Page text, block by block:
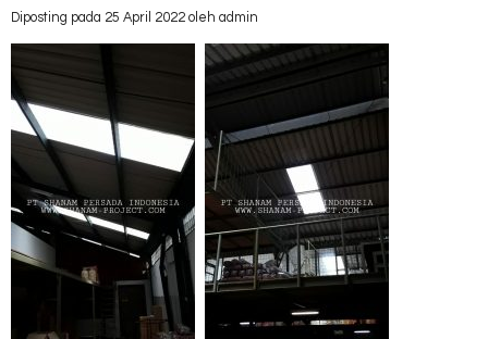
Diposting pada 25 April 2022 oleh admin